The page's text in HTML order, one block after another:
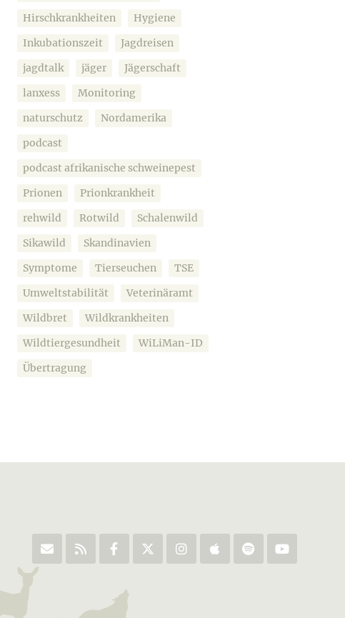
Hirschkrankheiten
Hygiene
Inkubationszeit
Jagdreisen
jagdtalk
jäger
Jägerschaft
lanxess
Monitoring
naturschutz
Nordamerika
podcast
podcast afrikanische schweinepest
Prionen
Prionkrankheit
rehwild
Rotwild
Schalenwild
Sikawild
Skandinavien
Symptome
Tierseuchen
TSE
Umweltstabilität
Veterinäramt
Wildbret
Wildkrankheiten
Wildtiergesundheit
WiLiMan-ID
Übertragung